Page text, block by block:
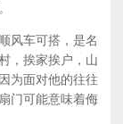
风车可搭，是名
，挨家挨户，山
为面对他的往往
门可能意味着侮